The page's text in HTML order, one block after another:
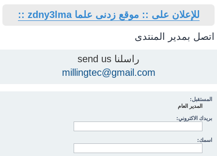
للإعلان على :: موقع زدنى علما zdny3lma ::
اتصل بمدير المنتدى
راسلنا send us
millingtec@gmail.com
المستقبل:
المدير العام
بريدك الاكتروني:
اسمك: